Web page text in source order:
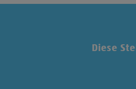
Diese